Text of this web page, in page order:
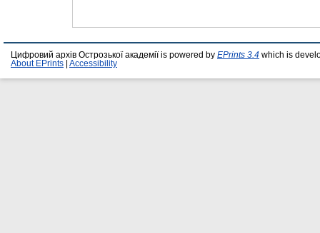
Цифровий архів Острозької академії is powered by EPrints 3.4 which is
About EPrints
Accessibility